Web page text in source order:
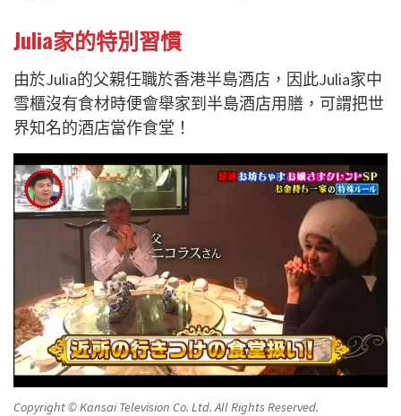
Julia家的特別習慣
由於Julia的父親任職於香港半島酒店，因此Julia家中
雪櫃沒有食材時便會舉家到半島酒店用膳，可謂把世
界知名的酒店當作食堂！
Copyright © Kansai Television Co. Ltd. All Rights Reserved.